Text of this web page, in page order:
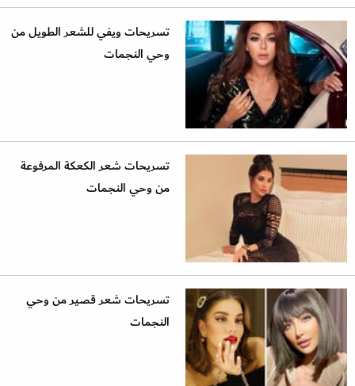
تسريحات ويفي للشعر الطويل من
وحي النجمات
تسريحات شعر الكعكة المرفوعة
من وحي النجمات
تسريحات شعر قصير من وحي
النجمات